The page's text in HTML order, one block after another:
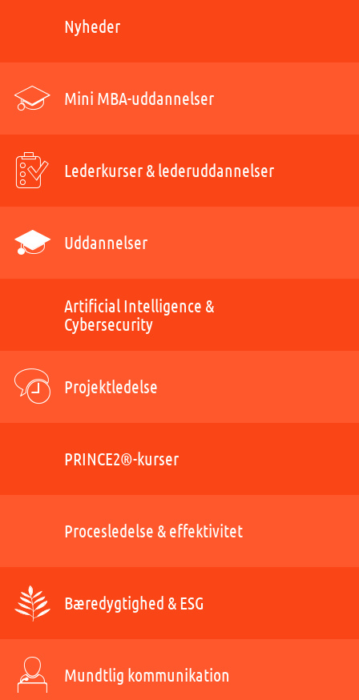
Nyheder
Mini MBA-uddannelser
Lederkurser & lederuddannelser
Uddannelser
Artificial Intelligence &
Cybersecurity
Projektledelse
PRINCE2®-kurser
Procesledelse & effektivitet
Bæredygtighed & ESG
Mundtlig kommunikation